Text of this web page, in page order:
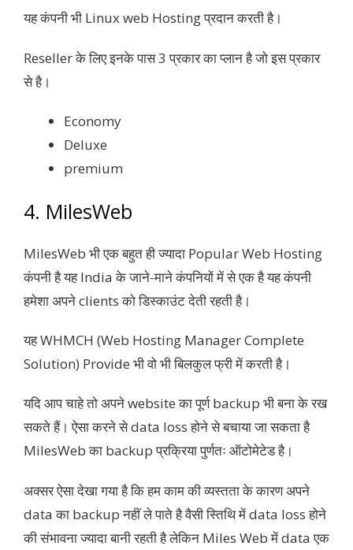
यह कंपनी भी Linux web Hosting प्रदान करती है।
Reseller के लिए इनके पास 3 प्रकार का प्लान है जो इस प्रकार
से है।
Economy
Deluxe
premium
4. MilesWeb
MilesWeb भी एक बहुत ही ज्यादा Popular Web Hosting
कंपनी है यह India के जाने-माने कंपनियों में से एक है यह कंपनी
हमेशा अपने clients को डिस्काउंट देती रहती है।
यह WHMCH (Web Hosting Manager Complete
Solution) Provide भी वो भी बिलकुल फ्री में करती है।
यदि आप चाहे तो अपने website का पूर्ण backup भी बना के रख
सकते हैं। ऐसा करने से data loss होने से बचाया जा सकता है
MilesWeb का backup प्रक्रिया पुर्णतः ऑटोमेटेड है।
अक्सर ऐसा देखा गया है कि हम काम की व्यस्तता के कारण अपने
data का backup नहीं ले पाते है वैसी स्तिथि में data loss होने
की संभावना ज्यादा बानी रहती है लेकिन Miles Web में data एक